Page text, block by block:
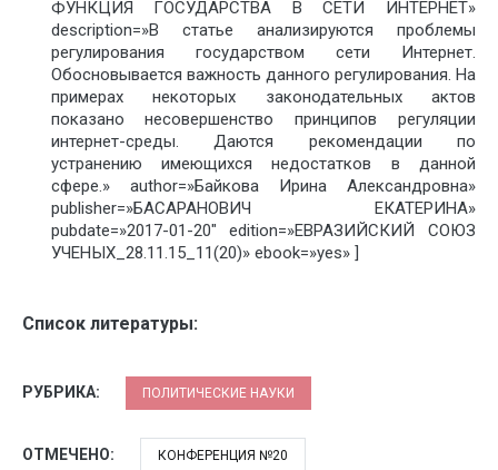
ФУНКЦИЯ ГОСУДАРСТВА В СЕТИ ИНТЕРНЕТ»
description=»В статье анализируются проблемы
регулирования государством сети Интернет.
Обосновывается важность данного регулирования. На
примерах некоторых законодательных актов
показано несовершенство принципов регуляции
интернет-среды. Даются рекомендации по
устранению имеющихся недостатков в данной
сфере.» author=»Байкова Ирина Александровна»
publisher=»БАСАРАНОВИЧ ЕКАТЕРИНА»
pubdate=»2017-01-20″ edition=»ЕВРАЗИЙСКИЙ СОЮЗ
УЧЕНЫХ_28.11.15_11(20)» ebook=»yes» ]
Список литературы:
РУБРИКА: ПОЛИТИЧЕСКИЕ НАУКИ
ОТМЕЧЕНО: КОНФЕРЕНЦИЯ №20